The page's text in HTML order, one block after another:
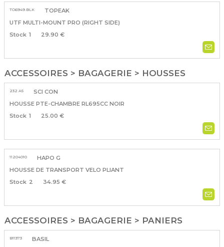
TO6949.BLK
TOPEAK
UTF MULTI-MOUNT PRO (RIGHT SIDE)
1
29.90 €
ACCESSOIRES > BAGAGERIE > HOUSSES
232 A5
SCI CON
HOUSSE PTE-CHAMBRE RL695CC NOIR
1
25.00 €
11204010
HAPO G
HOUSSE DE TRANSPORT VELO PLIANT
2
34.95 €
ACCESSOIRES > BAGAGERIE > PANIERS
B11373
BASIL